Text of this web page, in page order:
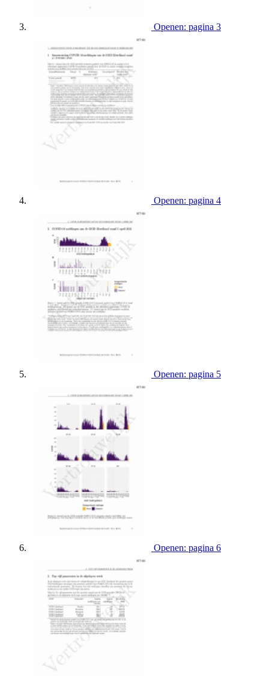
Openen: pagina 3
Openen: pagina 4
Openen: pagina 5
Openen: pagina 6